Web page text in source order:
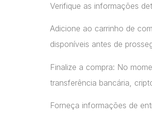
Verifique as informações
Adicione ao carrinho de
disponíveis antes de
Finalize a compra: No
transferência bancária,
Forneça informações de